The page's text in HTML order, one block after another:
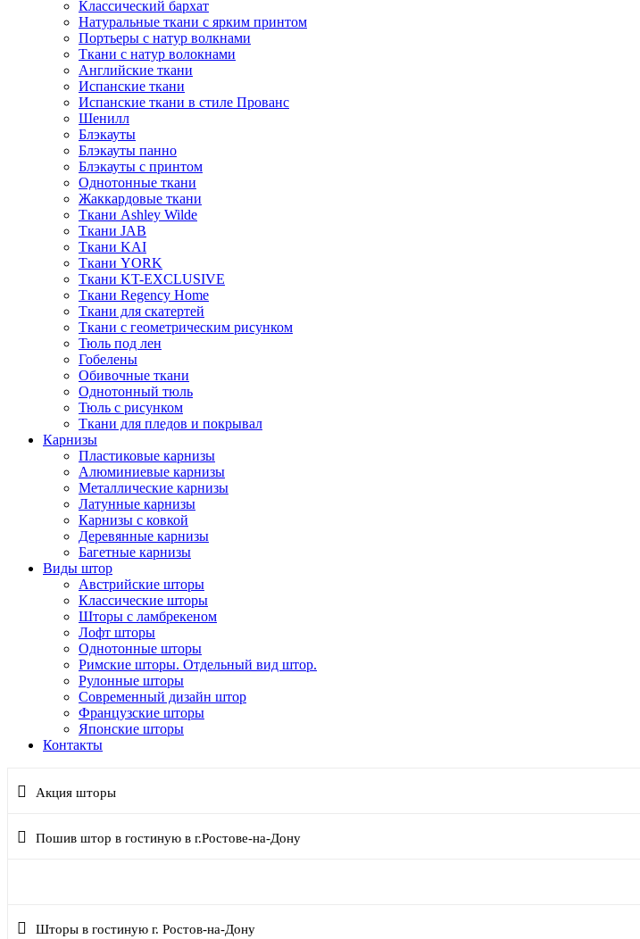
Классический бархат
Натуральные ткани с ярким принтом
Портьеры с натур волкнами
Ткани с натур волокнами
Английские ткани
Испанские ткани
Испанские ткани в стиле Прованс
Шенилл
Блэкауты
Блэкауты панно
Блэкауты с принтом
Однотонные ткани
Жаккардовые ткани
Ткани Ashley Wilde
Ткани JAB
Ткани KAI
Ткани YORK
Ткани KT-EXCLUSIVE
Ткани Regency Home
Ткани для скатертей
Ткани с геометрическим рисунком
Тюль под лен
Гобелены
Обивочные ткани
Однотонный тюль
Тюль с рисунком
Ткани для пледов и покрывал
Карнизы
Пластиковые карнизы
Алюминиевые карнизы
Металлические карнизы
Латунные карнизы
Карнизы с ковкой
Деревянные карнизы
Багетные карнизы
Виды штор
Австрийские шторы
Классические шторы
Шторы с ламбрекеном
Лофт шторы
Однотонные шторы
Римские шторы. Отдельный вид штор.
Рулонные шторы
Современный дизайн штор
Французские шторы
Японские шторы
Контакты
Акция шторы
Пошив штор в гостиную в г.Ростове-на-Дону
Шторы в гостиную г. Ростов-на-Дону